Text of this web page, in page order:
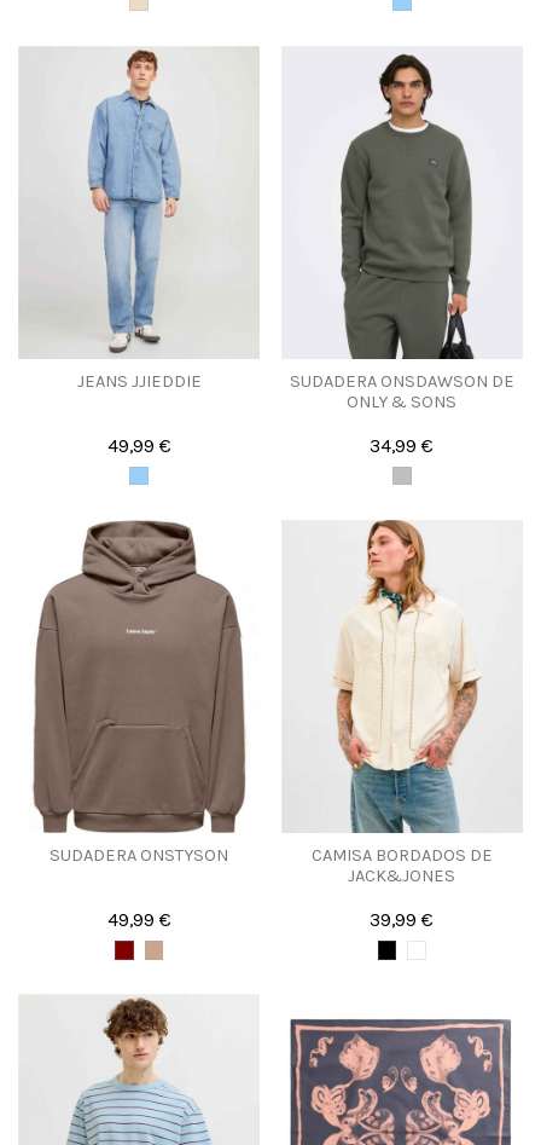
JEANS JJIEDDIE
49,99 €
SUDADERA ONSDAWSON DE
ONLY & SONS
34,99 €
SUDADERA ONSTYSON
49,99 €
CAMISA BORDADOS DE
JACK&JONES
39,99 €